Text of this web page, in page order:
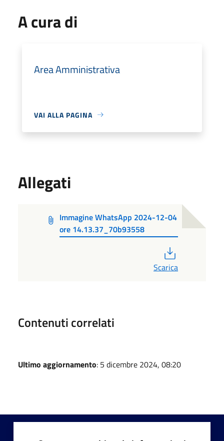
A cura di
Area Amministrativa
VAI ALLA PAGINA
Allegati
Immagine WhatsApp 2024-12-04
ore 14.13.37_70b93558
Scarica
Contenuti correlati
Ultimo aggiornamento: 5 dicembre 2024, 08:20